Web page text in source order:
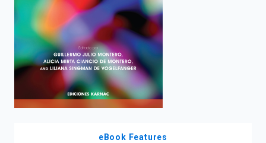
eBook Features